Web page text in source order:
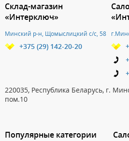
Популярные категории
Склад-магазин
«Интерключ»
Минский р-н, Щомыслицкий с/с, 58
+375 (29) 142-20-20
220035, Республика Беларусь, г.
пом.10